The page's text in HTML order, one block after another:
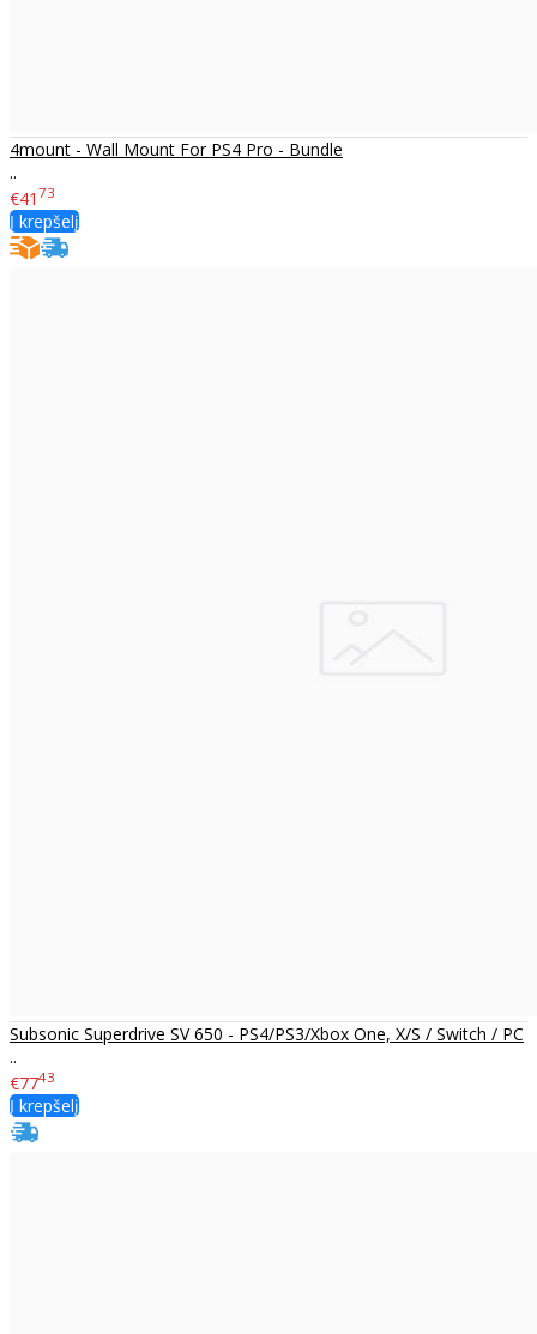
4mount - Wall Mount For PS4 Pro - Bundle
..
€41 73
Į krepšelį
Subsonic Superdrive SV 650 - PS4/PS3/Xbox One, X/S / Switch / PC
..
€7743
Į krepšelį